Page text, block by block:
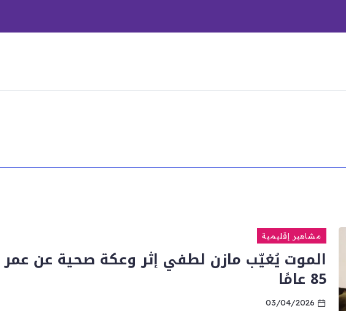
مشاهير إقليمية
الموت يُغيّب مازن لطفي إثر وعكة صحية عن عمر
85 عامًا
03/04/2026